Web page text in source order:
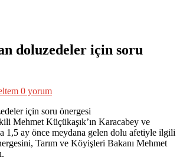
doluzedeler için soru
0 yorum
için soru önergesi
Mehmet Küçükaşık’ın Karacabey ve
1,5 ay önce meydana gelen dolu afetiyle ilgili
Tarım ve Köyişleri Bakanı Mehmet